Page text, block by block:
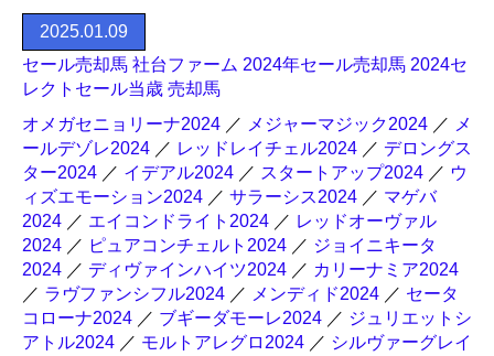
2025.01.09
セール売却馬 社台ファーム 2024年セール売却馬 2024セ
レクトセール当歳 売却馬
オメガセニョリーナ2024 ／ メジャーマジック2024 ／ メ
ールデゾレ2024 ／ レッドレイチェル2024 ／ デロングス
ター2024 ／ イデアル2024 ／ スタートアップ2024 ／ ウ
ィズエモーション2024 ／ サラーシス2024 ／ マゲバ
2024 ／ エイコンドライト2024 ／ レッドオーヴァル
2024 ／ ピュアコンチェルト2024 ／ ジョイニキータ
2024 ／ ディヴァインハイツ2024 ／ カリーナミア2024
／ ラヴファンシフル2024 ／ メンディド2024 ／ セータ
コローナ2024 ／ ブギーダモーレ2024 ／ ジュリエットシ
アトル2024 ／ モルトアレグロ2024 ／ シルヴァーグレイ